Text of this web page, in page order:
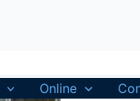
Online